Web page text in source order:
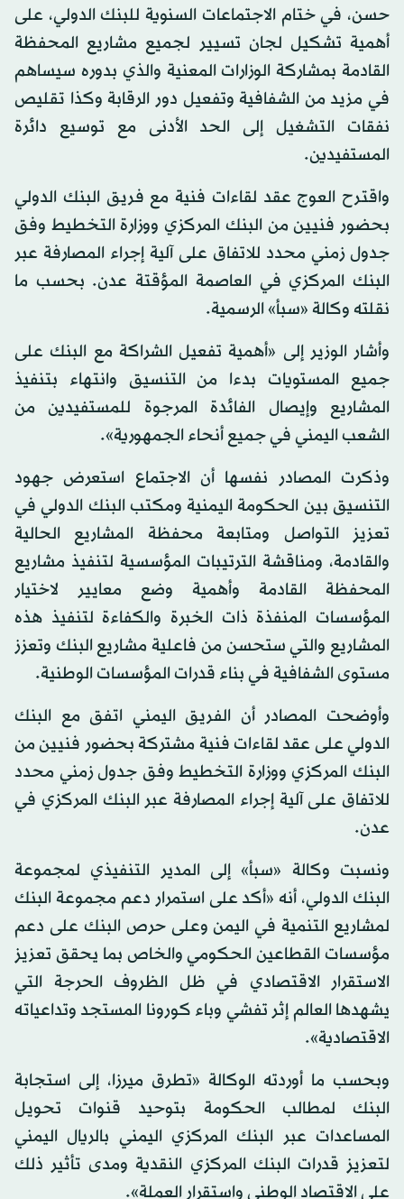
حسن، في ختام الاجتماعات السنوية للبنك الدولي، على
أهمية تشكيل لجان تسيير لجميع مشاريع المحفظة
القادمة بمشاركة الوزارات المعنية والذي بدوره سيساهم
في مزيد من الشفافية وتفعيل دور الرقابة وكذا تقليص
نفقات التشغيل إلى الحد الأدنى مع توسيع دائرة
المستفيدين.
واقترح العوج عقد لقاءات فنية مع فريق البنك الدولي
بحضور فنيين من البنك المركزي ووزارة التخطيط وفق
جدول زمني محدد للاتفاق على آلية إجراء المصارفة عبر
البنك المركزي في العاصمة المؤقتة عدن. بحسب ما
نقلته وكالة «سبأ» الرسمية.
وأشار الوزير إلى «أهمية تفعيل الشراكة مع البنك على
جميع المستويات بدءا من التنسيق وانتهاء بتنفيذ
المشاريع وإيصال الفائدة المرجوة للمستفيدين من
الشعب اليمني في جميع أنحاء الجمهورية».
وذكرت المصادر نفسها أن الاجتماع استعرض جهود
التنسيق بين الحكومة اليمنية ومكتب البنك الدولي في
تعزيز التواصل ومتابعة محفظة المشاريع الحالية
والقادمة، ومناقشة الترتيبات المؤسسية لتنفيذ مشاريع
المحفظة القادمة وأهمية وضع معايير لاختيار
المؤسسات المنفذة ذات الخبرة والكفاءة لتنفيذ هذه
المشاريع والتي ستحسن من فاعلية مشاريع البنك وتعزز
مستوى الشفافية في بناء قدرات المؤسسات الوطنية.
وأوضحت المصادر أن الفريق اليمني اتفق مع البنك
الدولي على عقد لقاءات فنية مشتركة بحضور فنيين من
البنك المركزي ووزارة التخطيط وفق جدول زمني محدد
للاتفاق على آلية إجراء المصارفة عبر البنك المركزي في
عدن.
ونسبت وكالة «سبأ» إلى المدير التنفيذي لمجموعة
البنك الدولي، أنه «أكد على استمرار دعم مجموعة البنك
لمشاريع التنمية في اليمن وعلى حرص البنك على دعم
مؤسسات القطاعين الحكومي والخاص بما يحقق تعزيز
الاستقرار الاقتصادي في ظل الظروف الحرجة التي
يشهدها العالم إثر تفشي وباء كورونا المستجد وتداعياته
الاقتصادية».
وبحسب ما أوردته الوكالة «تطرق ميرزا، إلى استجابة
البنك لمطالب الحكومة بتوحيد قنوات تحويل
المساعدات عبر البنك المركزي اليمني بالريال اليمني
لتعزيز قدرات البنك المركزي النقدية ومدى تأثير ذلك
على الاقتصاد الوطني واستقرار العملة».